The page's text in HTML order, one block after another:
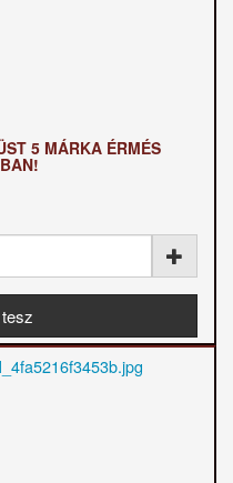
5 MÁRKA ÉRMÉS